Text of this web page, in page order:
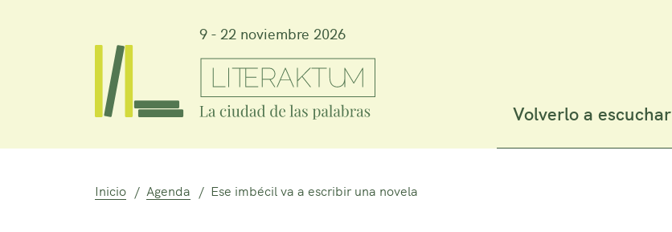
9 - 22 noviembre 2026
Volverlo a escuchar
Inicio Agenda Ese imbécil va a escribir una novela